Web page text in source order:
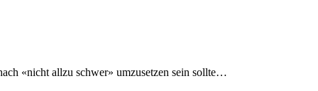
«nicht allzu schwer» umzusetzen sein sollte…